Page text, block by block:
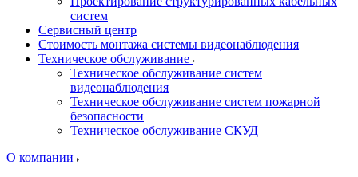
систем
Сервисный центр
Стоимость монтажа системы видеонаблюдения
Техническое обслуживание
Техническое обслуживание систем
видеонаблюдения
Техническое обслуживание систем пожарной
безопасности
Техническое обслуживание СКУД
О компании